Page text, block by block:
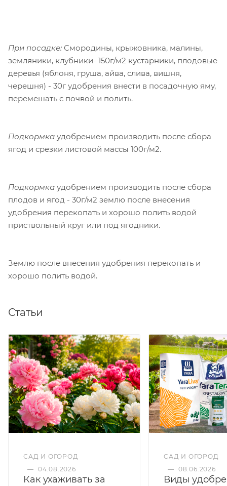
При посадке: Смородины, крыжовника, малины,
земляники, клубники- 150г/м2 кустарники, плодовые
деревья (яблоня, груша, айва, слива, вишня,
черешня) - 30г удобрения внести в посадочную яму,
перемешать с почвой и полить.
Подкормка удобрением производить после сбора
ягод и срезки листовой массы 100г/м2.
Подкормка удобрением производить после сбора
плодов и ягод - 30г/м2 землю после внесения
удобрения перекопать и хорошо полить водой
приствольный круг или под ягодники.
Землю после внесения удобрения перекопать и
хорошо полить водой.
Статьи
САД И ОГОРОД
— 04.08.2026
Как ухаживать за
САД И ОГОРОД
— 08.06.2026
Виды